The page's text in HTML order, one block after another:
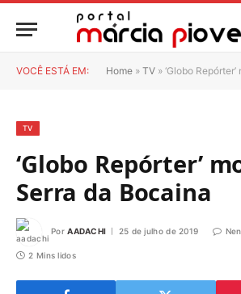
VOCÊ ESTÁ EM: Home » TV » ‘Globo Repórter’
TV
‘Globo Repórter’
Serra da Bocaina
Por AADACHI 25 de julho de 2019
2 Mins lidos